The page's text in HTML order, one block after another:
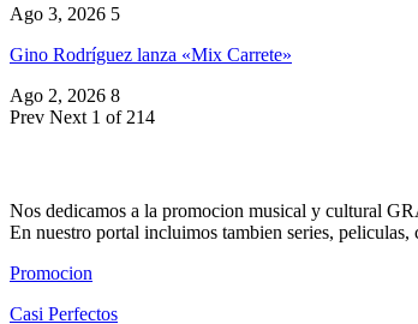
Ago 3, 2026 5
Gino Rodríguez lanza «Mix Carrete»
Ago 2, 2026 8
Prev Next 1 of 214
Nos dedicamos a la promocion musical y cultural
En nuestro portal incluimos tambien series,
Promocion
Casi Perfectos